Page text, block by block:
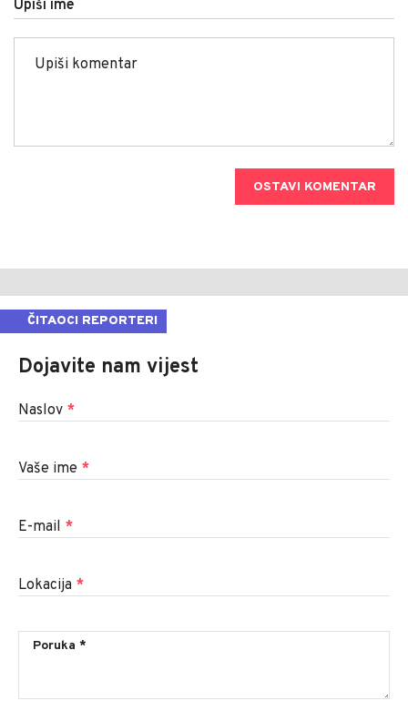
Upiši ime
OSTAVI KOMENTAR
ČITAOCI REPORTERI
Dojavite nam vijest
Naslov *
Vaše ime *
E-mail *
Lokacija *